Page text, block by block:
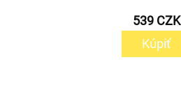
539 CZK
Kúpiť